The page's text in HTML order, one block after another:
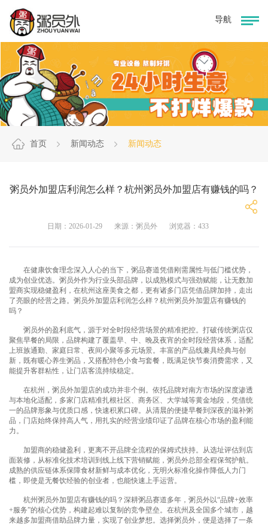
首页 新闻动态 新闻动态
粥员外加盟店利润怎么样？杭州粥员外加盟店有赚钱的吗？
日期：2026-01-29 来源：粥员外 浏览器：433
在健康饮食理念深入人心的当下，粥品赛道凭借刚需属性与低门槛优势，
成为创业优选。粥员外作为行业头部品牌，以成熟模式与强劲赋能，让无数加
盟商实现稳健盈利，在杭州这座美食之都，更有诸多门店凭借品牌加持，走出
了亮眼的经营之路。粥员外加盟店利润怎么样？杭州粥员外加盟店有赚钱的
吗？
粥员外的盈利底气，源于对全时段经营场景的精准把控。打破传统粥店仅
聚焦早餐的局限，品牌构建了覆盖早、中、晚及夜宵的全时段经营体系，适配
上班族通勤、家庭日常、夜间小聚等多元场景。丰富的产品线兼具经典与创
新，既有暖心养生粥品，又搭配特色小食与套餐，既满足快节奏消费需求，又
能提升客群粘性，让门店客流持续稳定。
在杭州， 粥员外加盟店的成功并非个例。依托品牌对南方市场的深度渗透
与本地化适配，多家门店精准扎根社区、商务区、大学城等黄金地段，凭借统
一的品牌形象与优质口感，快速积累口碑。从清晨的便捷早餐到深夜的滋补粥
品，门店始终保持高人气，用扎实的经营业绩印证了品牌在核心市场的盈利能
力。
加盟商的稳健盈利，更离不开品牌全流程的保姆式扶持。从选址评估到店
面装修，从标准化技术培训到线上线下营销赋能，粥员外总部全程保驾护航。
成熟的供应链体系保障食材新鲜与成本优化，无明火标准化操作降低人力门
槛，即使是无餐饮经验的创业者，也能快速上手运营。
杭州粥员外加盟店有赚钱的吗？深耕粥品赛道多年，粥员外以“品牌+效率
+服务”的核心优势，构建起难以复制的竞争壁垒。在杭州及全国多个城市，越
来越多加盟商借助品牌力量，实现了创业梦想。选择粥员外，便是选择了一条